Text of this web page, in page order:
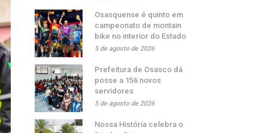
Osasquense é quinto em
campeonato de montain
bike no interior do Estado
5 de agosto de 2026
Prefeitura de Osasco dá
posse a 156 novos
servidores
5 de agosto de 2026
Nossa História celebra o